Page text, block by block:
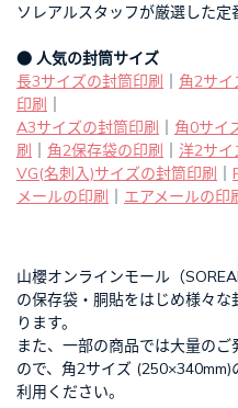
ソレアルスタッフが厳選した定
● 人気の封筒サイズ
長3サイズの封筒印刷
角2サイ
印刷
A3サイズの封筒印刷
角0サイ
刷
角2保存袋の印刷 洋2サイ
VG(名刺入)サイズの封筒印刷
メールの印刷
エアメールの印
山櫻オンラインモール（
の保存袋・胴貼をはじめ様々
ります。
また、一部の商品では大量の
ので、角2サイズ
利用ください。